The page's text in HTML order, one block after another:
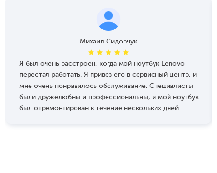
Михаил Сидорчук
Я был очень расстроен, когда мой ноутбук Lenovo
перестал работать. Я привез его в сервисный центр, и
мне очень понравилось обслуживание. Специалисты
были дружелюбны и профессиональны, и мой ноутбук
был отремонтирован в течение нескольких дней.